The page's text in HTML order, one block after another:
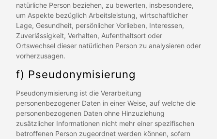
natürliche Person beziehen, zu bewerten, insbesondere,
um Aspekte bezüglich Arbeitsleistung, wirtschaftlicher
Lage, Gesundheit, persönlicher Vorlieben, Interessen,
Zuverlässigkeit, Verhalten, Aufenthaltsort oder
Ortswechsel dieser natürlichen Person zu analysieren oder
vorherzusagen.
f) Pseudonymisierung
Pseudonymisierung ist die Verarbeitung
personenbezogener Daten in einer Weise, auf welche die
personenbezogenen Daten ohne Hinzuziehung
zusätzlicher Informationen nicht mehr einer spezifischen
betroffenen Person zugeordnet werden können, sofern